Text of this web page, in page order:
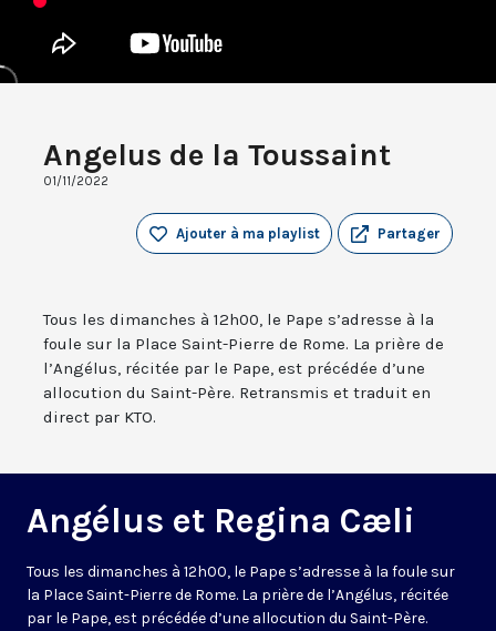
Angelus de la Toussaint
01/11/2022
Partager
Ajouter à ma playlist
Tous les dimanches à 12h00, le Pape s’adresse à la
foule sur la Place Saint-Pierre de Rome. La prière de
l’Angélus, récitée par le Pape, est précédée d’une
allocution du Saint-Père. Retransmis et traduit en
direct par KTO.
Angélus et Regina Cæli
Tous les dimanches à 12h00, le Pape s’adresse à la foule sur
la Place Saint-Pierre de Rome. La prière de l’Angélus, récitée
par le Pape, est précédée d’une allocution du Saint-Père.